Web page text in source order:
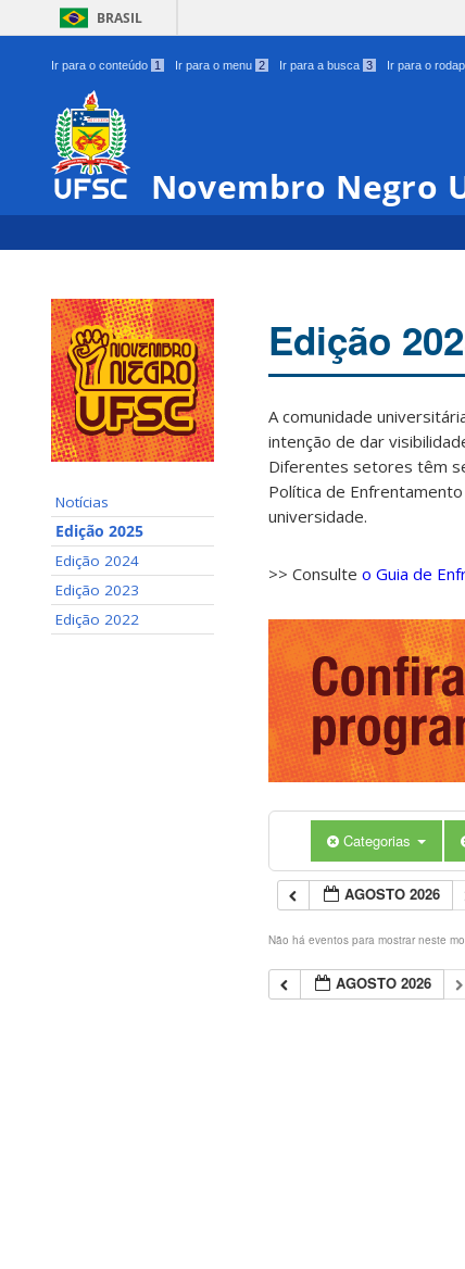
BRASIL
Ir para o conteúdo 1 Ir para o menu 2 Ir para a busca 3 Ir para o
Novembro Negro
Notícias
Edição 2025
Edição 2024
Edição 2023
Edição 2022
Edição
A comunidade
intenção de dar
Diferentes setores têm
Política de
universidade.
>> Consulte o Guia de
Categorias
AGOSTO 2026
Não há eventos para mostrar neste
AGOSTO 2026